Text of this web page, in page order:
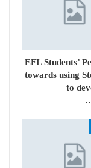
EFL Students’
towards using
to